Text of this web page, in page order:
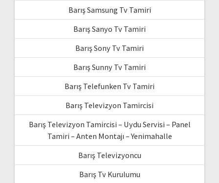
Barış Samsung Tv Tamiri
Barış Sanyo Tv Tamiri
Barış Sony Tv Tamiri
Barış Sunny Tv Tamiri
Barış Telefunken Tv Tamiri
Barış Televizyon Tamircisi
Barış Televizyon Tamircisi – Uydu Servisi – Panel
Tamiri – Anten Montajı – Yenimahalle
Barış Televizyoncu
Barış Tv Kurulumu